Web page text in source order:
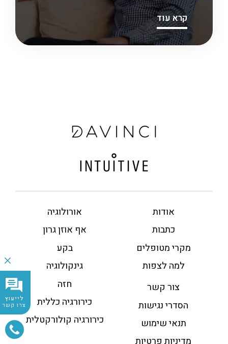
לייעוץ
צרו קשר
קרא עוד
אודות
כתבות
מקרי מטופלים
למה לצפות
צור קשר
הסדרי נגישות
תנאי שימוש
אורולוגיה
אף אוזן גרון
בקע
גינקולוגיה
חזה
כירורגיה כללית
כירורגיה קולורקטלית